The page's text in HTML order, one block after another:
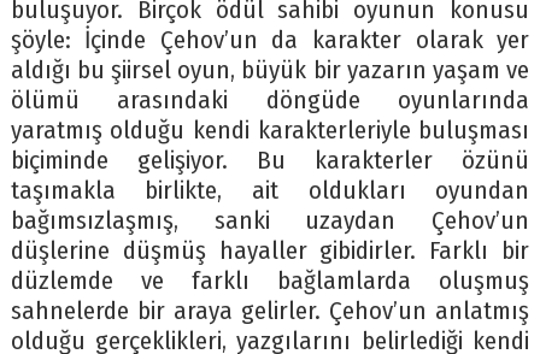
buluşuyor. Birçok ödül sahibi oyunun konusu
şöyle: İçinde Çehov’un da karakter olarak yer
aldığı bu şiirsel oyun, büyük bir yazarın yaşam ve
ölümü arasındaki döngüde oyunlarında
yaratmış olduğu kendi karakterleriyle buluşması
biçiminde gelişiyor. Bu karakterler özünü
taşımakla birlikte, ait oldukları oyundan
bağımsızlaşmış, sanki uzaydan Çehov’un
düşlerine düşmüş hayaller gibidirler. Farklı bir
düzlemde ve farklı bağlamlarda oluşmuş
sahnelerde bir araya gelirler. Çehov’un anlatmış
olduğu gerçeklikleri, yazgılarını belirlediği kendi